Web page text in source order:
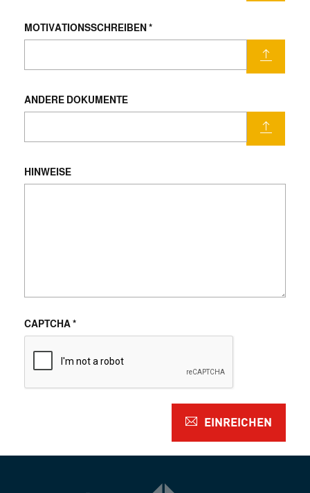
MOTIVATIONSSCHREIBEN *
ANDERE DOKUMENTE
HINWEISE
CAPTCHA*
EINREICHEN